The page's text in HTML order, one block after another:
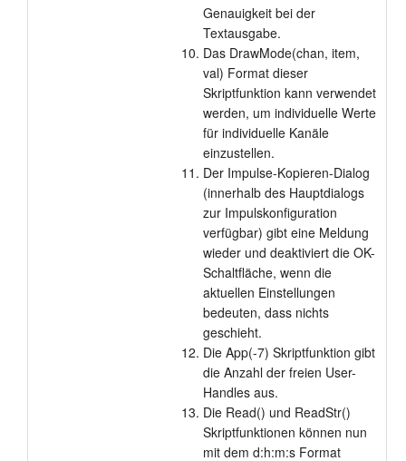
Genauigkeit bei der
Textausgabe.
Das DrawMode(chan, item,
val) Format dieser
Skriptfunktion kann verwendet
werden, um individuelle Werte
für individuelle Kanäle
einzustellen.
Der Impulse-Kopieren-Dialog
(innerhalb des Hauptdialogs
zur Impulskonfiguration
verfügbar) gibt eine Meldung
wieder und deaktiviert die OK-
Schaltfläche, wenn die
aktuellen Einstellungen
bedeuten, dass nichts
geschieht.
Die App(-7) Skriptfunktion gibt
die Anzahl der freien User-
Handles aus.
Die Read() und ReadStr()
Skriptfunktionen können nun
mit dem d:h:m:s Format